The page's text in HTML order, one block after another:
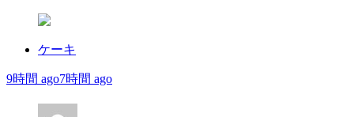
ケーキ
9時間 ago7時間 ago